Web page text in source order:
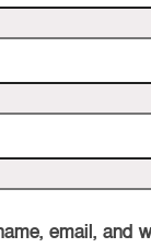
email, and